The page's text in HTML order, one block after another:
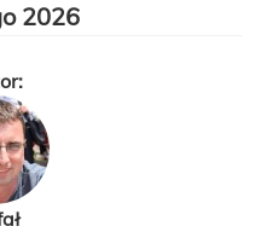
2026